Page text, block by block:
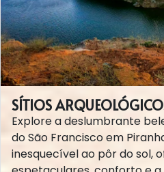
SÍTIOS
Explore a deslumbrante
do São Francisco em
inesquecível ao pôr do sol,